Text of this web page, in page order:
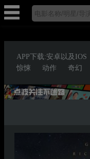
APP下载:安卓以及IOS
惊悚
动作 奇幻